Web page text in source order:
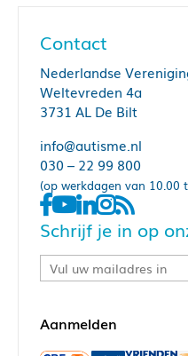
Contact
Nederlandse
Weltevreden 4a
3731 AL De Bilt
info@autisme.nl
030 – 22 99 800
(op werkdagen van 10.00
Schrijf je in op